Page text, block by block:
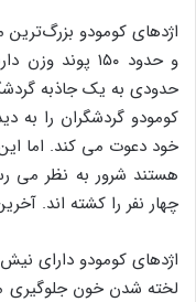
و حدود ۱۵۰
حدودی به یک جاذبه
کومودو گردشگران را به
خود دعوت می کند. اما این
چهار نفر را کشته اند. آخرین
اژدهای کومودو دارای
لخته شدن خون جلوگیری